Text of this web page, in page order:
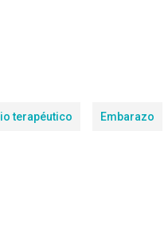
terapéutico Embarazo